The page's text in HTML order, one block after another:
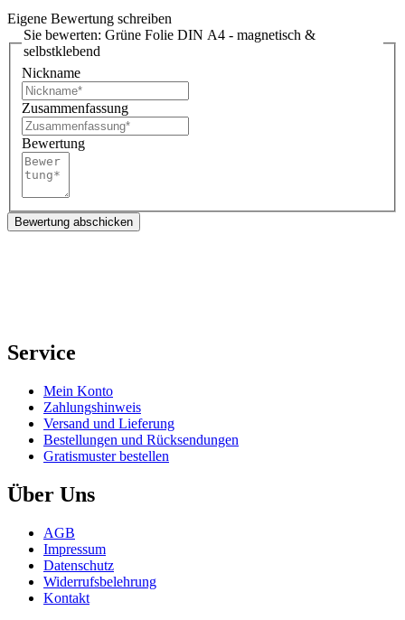
Eigene Bewertung schreiben
Sie bewerten: Grüne Folie DIN A4 - magnetisch &
selbstklebend
Nickname
Zusammenfassung
Bewertung
Bewertung abschicken
Service
Mein Konto
Zahlungshinweis
Versand und Lieferung
Bestellungen und Rücksendungen
Gratismuster bestellen
Über Uns
AGB
Impressum
Datenschutz
Widerrufsbelehrung
Kontakt